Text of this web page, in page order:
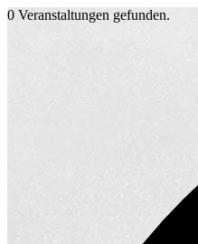
0 Veranstaltungen gefunden.